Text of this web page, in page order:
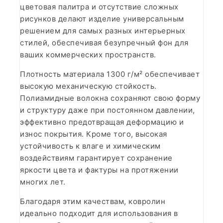
цветовая палитра и отсутствие сложных
рисунков делают изделие универсальным
решением для самых разных интерьерных
стилей, обеспечивая безупречный фон для
ваших коммерческих пространств.
Плотность материала 1300 г/м² обеспечивает
высокую механическую стойкость.
Полиамидные волокна сохраняют свою форму
и структуру даже при постоянном давлении,
эффективно предотвращая деформацию и
износ покрытия. Кроме того, высокая
устойчивость к влаге и химическим
воздействиям гарантирует сохранение
яркости цвета и фактуры на протяжении
многих лет.
Благодаря этим качествам, ковролин
идеально подходит для использования в